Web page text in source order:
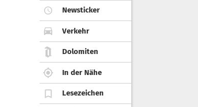
Newsticker
Verkehr
Dolomiten
In der Nähe
Lesezeichen